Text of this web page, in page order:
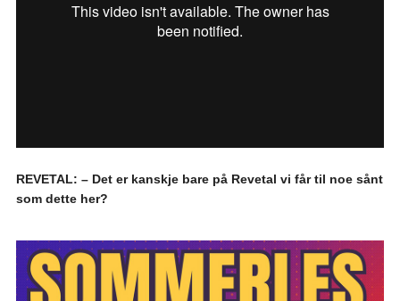
REVETAL: – Det er kanskje bare på Revetal vi får til noe sånt
som dette her?